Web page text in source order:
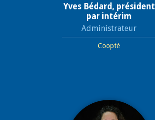
Yves Bédard, président
par intérim
Administrateur
Coopté